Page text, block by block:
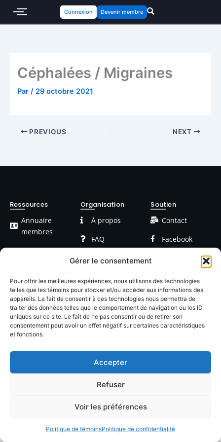
Gérer le consentement
Pour offrir les meilleures expériences, nous utilisons des technologies
telles que les témoins pour stocker et/ou accéder aux informations des
appareils. Le fait de consentir à ces technologies nous permettra de
traiter des données telles que le comportement de navigation ou les ID
uniques sur ce site. Le fait de ne pas consentir ou de retirer son
consentement peut avoir un effet négatif sur certaines caractéristiques
et fonctions.
Accepter
Refuser
Voir les préférences
Politique de témoinsPolitique de confidentialité
Connexion Devenir membre
Céphalées / Migraines
Par / 29 octobre 2021
PREVIOUS NEXT
Ressources
Annuaire
membres
Devenir
Blog / Articles
Organisation
À propos
FAQ
Formations
Événements
Soutien
Contact
Facebook
Confidentialté